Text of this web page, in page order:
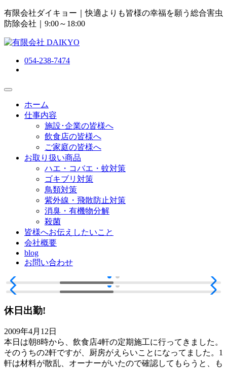
有限会社ダイキョー｜快適よりも皆様の幸福を願う総合害虫
防除会社 ｜9:00～18:00
054-238-7474
ホーム
仕事内容
施設･企業の皆様へ
飲食店の皆様へ
ご家庭の皆様へ
お取り扱い商品
ハエ・コバエ・蚊対策
ゴキブリ対策
鳥類対策
紫外線・飛散防止対策
消臭・有機物分解
殺菌
皆様へお伝えしたいこと
会社概要
blog
お問い合わせ
休日出勤!
2009年4月12日
本日は朝8時から、飲食店4軒の定期施工に行ってきました。
そのうちの2軒ですが、厨房がえらいことになってました。1
軒は材料が散乱、オーナーがいたので確認してもらうと、も